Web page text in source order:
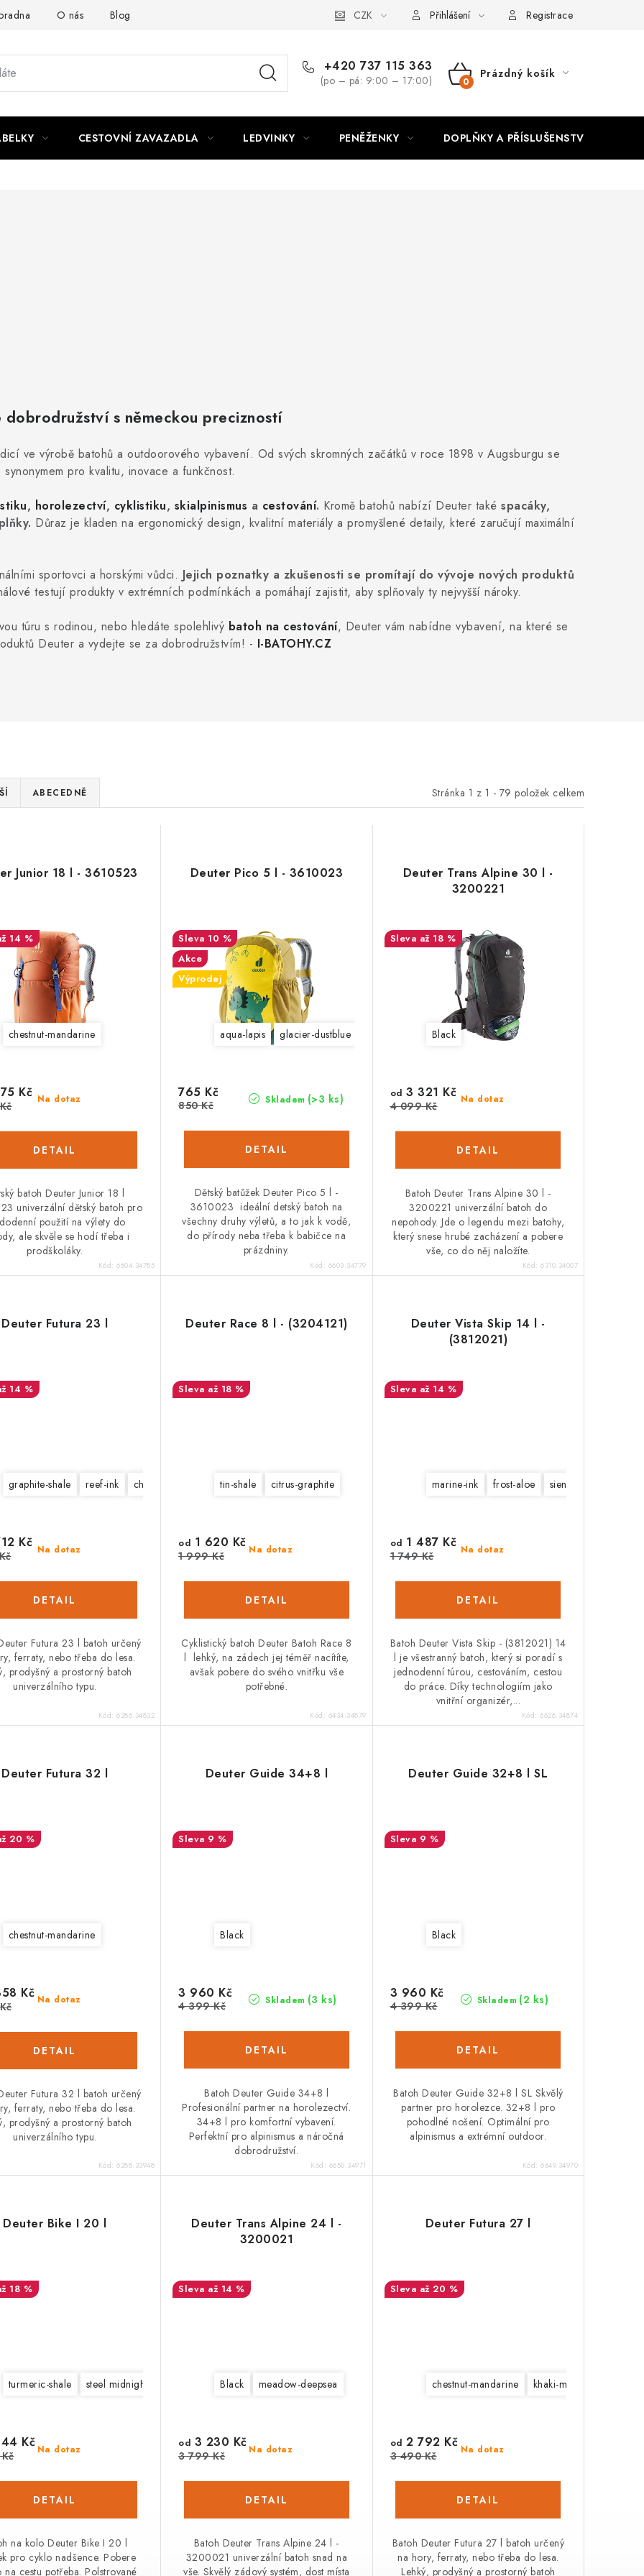
O nás Blog CZK Přihlášení Registrace
+420 737 115 363
(po – pá: 9:00 – 17:00)
NÁKUPNÍ
Prázdný košík
CESTOVNÍ ZAVAZADLA LEDVINKY PENĚŽENKY DOPLŇKY A PŘÍSLUŠENSTVÍ
s německou precizností
ve výrobě batohů a outdoorového vybavení. Od svých skromných začátků v roce 1898 v Augsburgu se
pro kvalitu, inovace a funkčnost.
, horolezectví, cyklistiku, skialpinismus a cestování. Kromě batohů nabízí Deuter také spacáky,
Důraz je kladen na ergonomický design, kvalitní materiály a promyšlené detaily, které zaručují maximální
sportovci a horskými vůdci. Jejich poznatky a zkušenosti se promítají do vývoje nových produktů
testují produkty v extrémních podmínkách a pomáhají zajistit, aby splňovaly ty nejvyšší nároky.
túru s rodinou, nebo hledáte spolehlivý batoh na cestování, Deuter vám nabídne vybavení, na které se
Deuter a vydejte se za dobrodružstvím! - I-BATOHY.CZ
Stránka 1 z 1 - 79 položek celkem
ABECEDNĚ
Junior 18 l - 3610523
14 %
chestnut-mandarine
Na dotaz
Kč
batoh Deuter Junior 18 l
univerzální dětský batoh pro
použití na výlety do
ale skvěle se hodí třeba i
prodškoláky.
Kód: 6604.34785
Deuter Pico 5 l - 3610023
10 %
Akce
Výprodej
aqua-lapis glacier-dustblue corn-turmeric
Skladem (>3 ks)
765 Kč
850 Kč
Dětský batůžek Deuter Pico 5 l -
3610023 ideální detský batoh na
všechny druhy výletů, a to jak k vodě,
do přírody neba třeba k babičce na
prázdniny.
Kód: 6603.34779
Deuter Trans Alpine 30 l -
3200221
až 18 %
Black
Na dotaz
od 3 321 Kč
4 099 Kč
Batoh Deuter Trans Alpine 30 l -
3200221 univerzální batoh do
nepohody. Jde o legendu mezi batohy,
který snese hrubé zacházení a pobere
vše, co do něj naložíte.
Kód: 6310.34007
Deuter Futura 23 l
14 %
graphite-shale reef-ink chestnut-mandarine khaki-meadow
Na dotaz
Kč
Futura 23 l batoh určený
ferraty, nebo třeba do lesa.
prodyšný a prostorný batoh
univerzálního typu.
Kód: 6286.34832
Deuter Race 8 l - (3204121)
až 18 %
tin-shale citrus-graphite
Na dotaz
od 1 620 Kč
1 999 Kč
Cyklistický batoh Deuter Batoh Race 8
l lehký, na zádech jej téměř nacítíte,
avšak pobere do svého vnitřku vše
potřebné.
Kód: 6434.34879
Deuter Vista Skip 14 l -
(3812021)
až 14 %
marine-ink frost-aloe sienna-marine
Na dotaz
od 1 487 Kč
1 749 Kč
Batoh Deuter Vista Skip - (3812021) 14
l je všestranný batoh, který si poradí s
jednodenní túrou, cestováním, cestou
do práce. Díky technologiím jako
vnitřní organizér,...
Kód: 6626.34874
Deuter Futura 32 l
20 %
chestnut-mandarine
Na dotaz
Kč
Futura 32 l batoh určený
ferraty, nebo třeba do lesa.
prodyšný a prostorný batoh
univerzálního typu.
Kód: 6288.33948
Deuter Guide 34+8 l
9 %
Black
Skladem (3 ks)
3 960 Kč
4 399 Kč
Batoh Deuter Guide 34+8 l
Profesionální partner na horolezectví.
34+8 l pro komfortní vybavení.
Perfektní pro alpinismus a náročná
dobrodružství.
Kód: 6650.34971
Deuter Guide 32+8 l SL
9 %
Black
Skladem (2 ks)
3 960 Kč
4 399 Kč
Batoh Deuter Guide 32+8 l SL Skvělý
partner pro horolezce. 32+8 l pro
pohodlné nošení. Optimální pro
alpinismus a extrémní outdoor.
Kód: 6649.34970
Deuter Bike I 20 l
18 %
turmeric-shale steel midnight
Na dotaz
Kč
na kolo Deuter Bike I 20 l
pro cyklo nadšence. Pobere
na cestu potřeba. Polstrované
Deuter Trans Alpine 24 l -
3200021
až 14 %
Black meadow-deepsea
Na dotaz
od 3 230 Kč
3 799 Kč
Batoh Deuter Trans Alpine 24 l -
3200021 univerzální batoh snad na
vše. Skvělý zádový systém, dost místa
Deuter Futura 27 l
až 20 %
chestnut-mandarine khaki-meadow
Na dotaz
od 2 792 Kč
3 490 Kč
Batoh Deuter Futura 27 l batoh určený
na hory, ferraty, nebo třeba do lesa.
Lehký, prodyšný a prostorný batoh